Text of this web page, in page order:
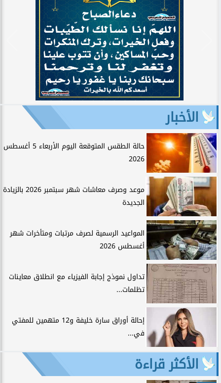
الأخبار
حالة الطقس المتوقعة اليوم الأربعاء 5 أغسطس
2026
موعد وصرف معاشات شهر سبتمبر 2026 بالزيادة
الجديدة
المواعيد الرسمية لصرف مرتبات ومتأخرات شهر
أغسطس 2026
تداول نموذج إجابة الفيزياء مع انطلاق معاينات
تظلمات...
إحالة أوراق سارة خليفة و12 متهمين للمفتي
في...
الأكثر قراءة